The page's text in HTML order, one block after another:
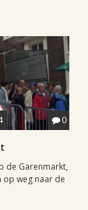
0
de Garenmarkt,
op weg naar de